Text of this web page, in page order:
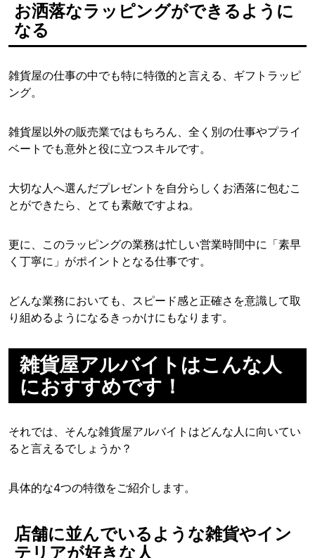
お洒落なラッピングができるように
なる
雑貨屋の仕事の中でも特に特徴的と言える、ギフトラッピ
ング。
雑貨屋以外の販売業ではもちろん、全く別の仕事やプライ
ベートでも意外と役に立つスキルです。
大切な人へ選んだプレゼントを自分らしくお洒落に包むこ
とができたら、とても素敵ですよね。
更に、このラッピングの業務は忙しい営業時間中に「素早
く丁寧に」がポイントとなる仕事です。
どんな業務においても、スピード感と正確さを意識して取
り組めるようになるきっかけにもなります。
雑貨屋アルバイトはこんな人
におすすめです！
それでは、そんな雑貨屋アルバイトはどんな人に向いてい
ると言えるでしょうか？
具体的な4つの特徴をご紹介します。
店舗に並んでいるような雑貨やイン
テリアが好きな人